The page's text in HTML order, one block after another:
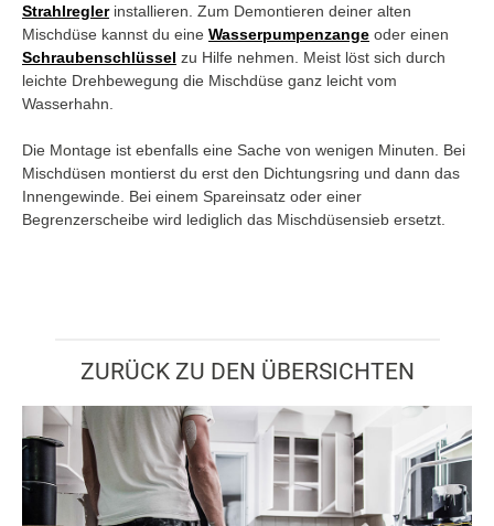
Strahlreglerinstallieren. Zum Demontieren deiner alten
Mischdüse kannst du eine Wasserpumpenzange oder einen
Schraubenschlüssel zu Hilfe nehmen. Meist löst sich durch
leichte Drehbewegung die Mischdüse ganz leicht vom
Wasserhahn.
Die Montage ist ebenfalls eine Sache von wenigen Minuten. Bei
Mischdüsen montierst du erst den Dichtungsring und dann das
Innengewinde. Bei einem Spareinsatz oder einer
Begrenzerscheibe wird lediglich das Mischdüsensieb ersetzt.
ZURÜCK ZU DEN ÜBERSICHTEN